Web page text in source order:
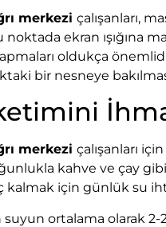
merkeziçalışanları,
noktada ekran ışığına
oldukça
bir nesneye
merkeziçalışanları
kahve ve çay
için günlük su
ortalama olarak 2-